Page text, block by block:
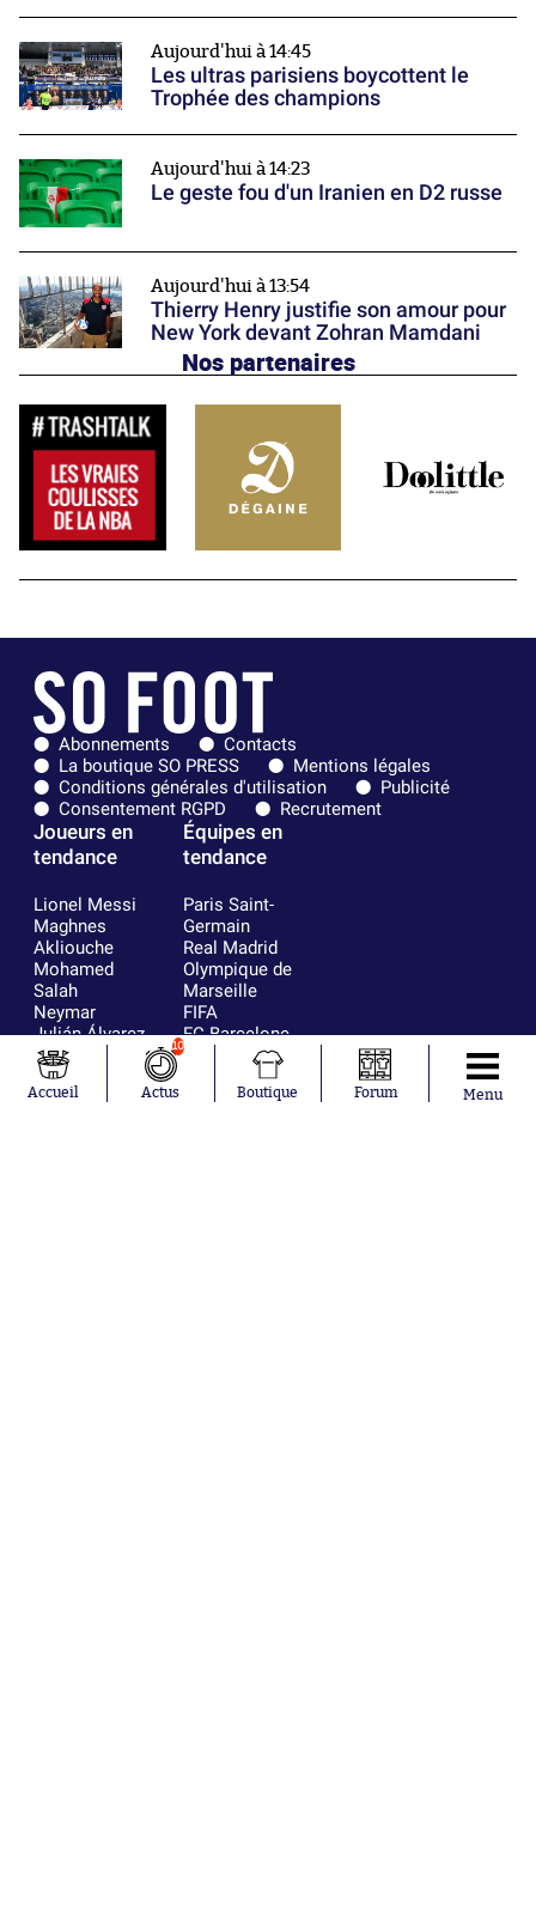
Aujourd'hui à 14:45
Les ultras parisiens boycottent le
Trophée des champions
Aujourd'hui à 14:23
Le geste fou d'un Iranien en D2 russe
Aujourd'hui à 13:54
Thierry Henry justifie son amour pour
New York devant Zohran Mamdani
Nos partenaires
Abonnements
Contacts
La boutique SO PRESS
Mentions légales
Conditions générales d'utilisation
Publicité
Consentement RGPD
Recrutement
Joueurs en
tendance
Lionel Messi
Maghnes
Akliouche
Mohamed
Salah
Neymar
Julián Álvarez
Ferrán Torres
Kilian Corredor
Franco
Équipes en
tendance
Paris Saint-
Germain
Real Madrid
Olympique de
Marseille
FIFA
FC Barcelone
Argentine
Olympique
lyonnais
Accueil
10
Actus Boutique Forum Menu